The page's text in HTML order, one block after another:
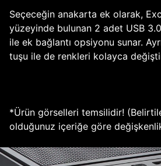
Seçeceğin anakarta ek olarak,
yüzeyinde bulunan 2 adet USB
ile ek bağlantı opsiyonu sunar.
tuşu ile de renkleri kolayca
*Ürün görselleri temsilidir!
olduğunuz içeriğe göre